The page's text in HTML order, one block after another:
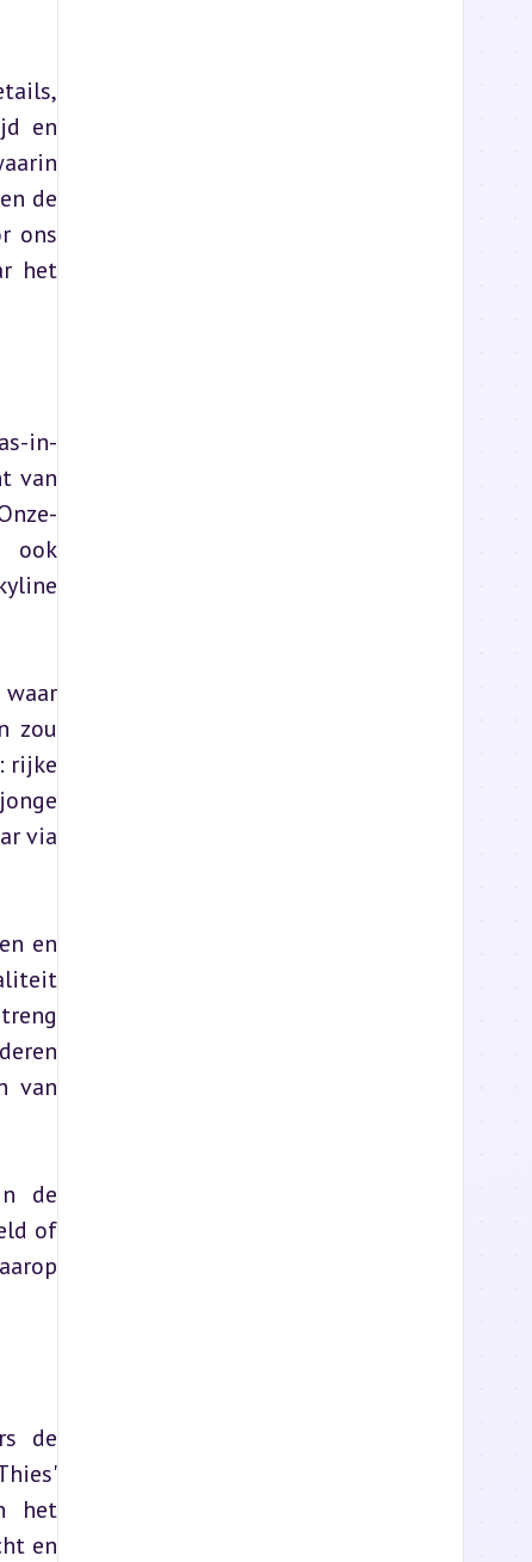
en
de
ons
het
in-
van
ook
zou
rijke
via
en
van
de
of
de
het
en